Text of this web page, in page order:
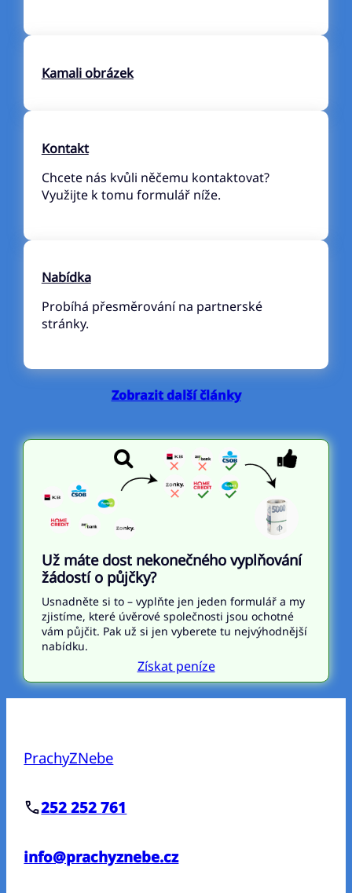
Kamali obrázek
Kontakt
Chcete nás kvůli něčemu kontaktovat?
Využijte k tomu formulář níže.
Nabídka
Probíhá přesměrování na partnerské
stránky.
Zobrazit další články
Už máte dost nekonečného vyplňování
žádostí o půjčky?
Usnadněte si to – vyplňte jen jeden formulář a my
zjistíme, které úvěrové společnosti jsou ochotné
vám půjčit. Pak už si jen vyberete tu nejvýhodnější
nabídku.
Získat peníze
PrachyZNebe
252 252 761
info@prachyznebe.cz